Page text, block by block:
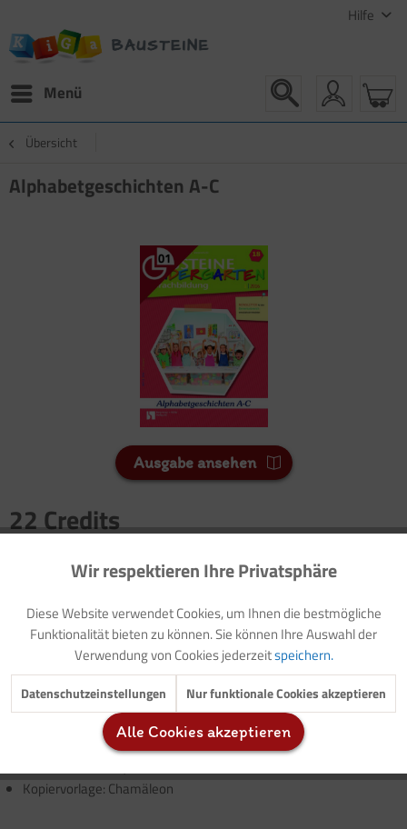
Hilfe
Menü
Übersicht
Alphabetgeschichten A-C
Ausgabe ansehen
22 Credits
Vorwort: Thematische Einführung (mit Modellzielen)
Vorlage: Elternbrief
Mitlesegeschichte: Almas Apfelgarten
Fingerspiel-Geschichte: "Die Bärenfamilie"
Gestaltungsanregung: Fingerbär
Kopiervorlage: Chamäleon
Funktionale Aktiv
Marketing Inaktiv
Tracking Inaktiv
Inaktiv
Wir respektieren Ihre Privatsphäre
Diese Website verwendet Cookies, um Ihnen die bestmögliche
Funktionalität bieten zu können. Sie können Ihre Auswahl der
Verwendung von Cookies jederzeitspeichern.
Datenschutzeinstellungen Nur funktionale Cookies akzeptieren
Alle Cookies akzeptieren